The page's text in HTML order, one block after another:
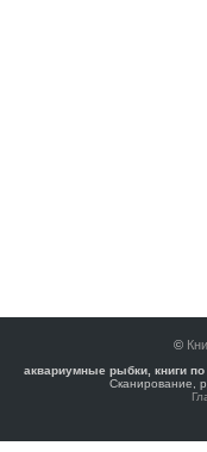
©
аквариумные рыбки, книги
Сканирование,